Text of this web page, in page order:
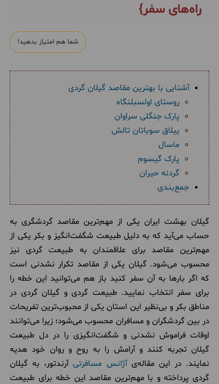
راه‌های سفر}
شما هم امتیاز بدهید!
آشنایی با بهترین مقاصد گیلان گردی
روستای اولسبلنگاه
پارک جنگلی سراوان
ییلاق سوباتان تالش
ماسال
پارک گیسوم
گردنه حیران
جمع‌بندی
گیلان بهشت ایران یکی از مهم‌ترین مقاصد گردشگری به
حساب می‌آید که به دلیل طبیعت شگفت‌انگیز و بکر یکی از
مهم‌ترین مقاصد برای علاقمندان به طبیعت گردی نیز
محسوب می‌شود. گیلان یکی از مقاصد تکرار نشدنی است
که اگر بارها به آن سفر کنید باز هم می‌توانید این خطه را
برای سفر انتخاب نمایید. طبیعت گردی و گیلان گردی در
مناطق بکر و بی‌نظیر این استان یکی از محبوب‌ترین تفریحات
در بین گردشگران و مسافران محسوب می‌شود؛ زیرا می‌توانند
اوقات فراموش نشدنی و شگفت‌انگیزی را در دل طبیعت
گیلان تجربه کنند و آرامش را به روح و روان خود هدیه
نمایند. در این مقاله‌یآژانس مسافرتیآرندتور، به گیلان
گردی پرداخته و با مهم‌ترین مقاصد این خطه برای طبیعت